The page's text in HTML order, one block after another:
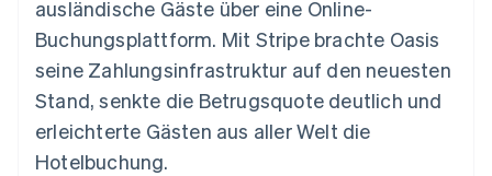
Product roadmap
Ausblick
Radar
Unterhaltung
Gemeinnützige
Organisationen
Fachdienstleistungen
Öffentlicher Sektor
Einzelhandel
App-Integrationen
Code-Beispiele
Entwickler-Blog
API-Status
ausländische Gäste über eine Online-
Buchungsplattform. Mit Stripe brachte Oasis
seine Zahlungsinfrastruktur auf den neuesten
Stand, senkte die Betrugsquote deutlich und
erleichterte Gästen aus aller Welt die
Hotelbuchung.